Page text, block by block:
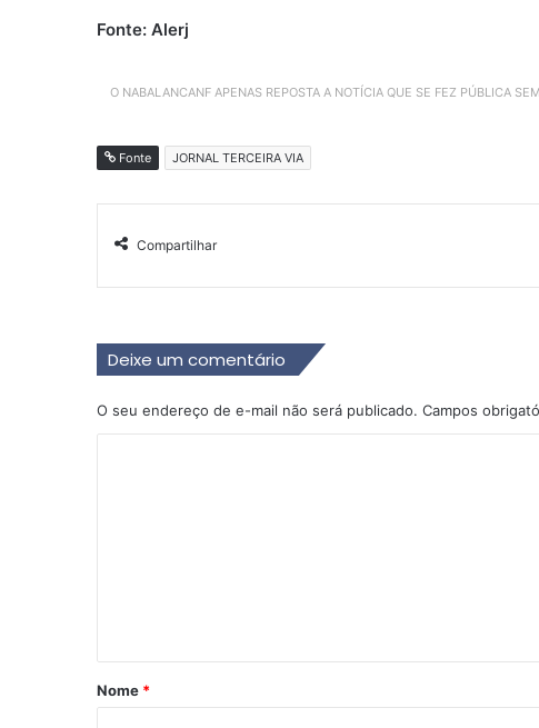
Fonte: Alerj
O NABALANCANF APENAS REPOSTA A NOTÍCIA QUE SE FEZ PÚBLICA
Fonte JORNAL TERCEIRA VIA
Compartilhar
Deixe um comentário
O seu endereço de e-mail não será publicado. Campos
rNome *